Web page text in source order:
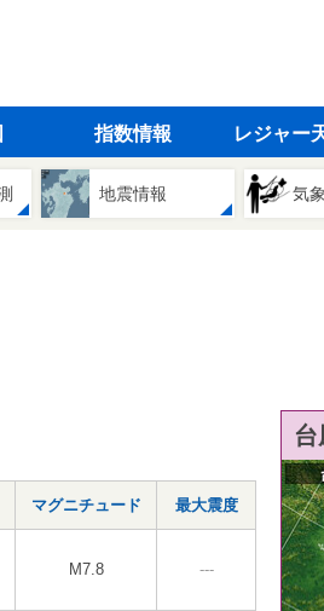
指数情報 レジャー
地震情報 気
マグニチュード 最大震度
M7.8 ---